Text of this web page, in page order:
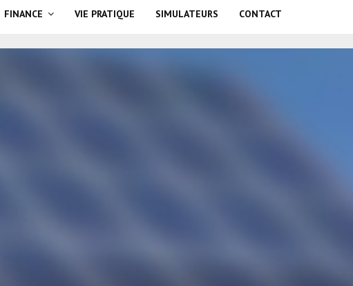
FINANCE VIE PRATIQUE SIMULATEURS CONTACT